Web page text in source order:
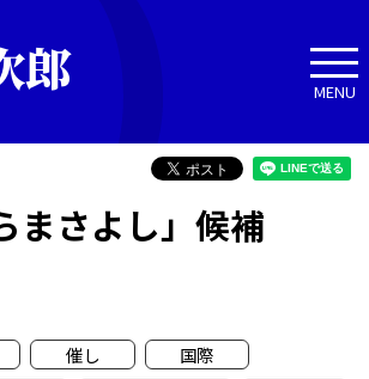
郎 MENU
まさよし」候補
催し
国際